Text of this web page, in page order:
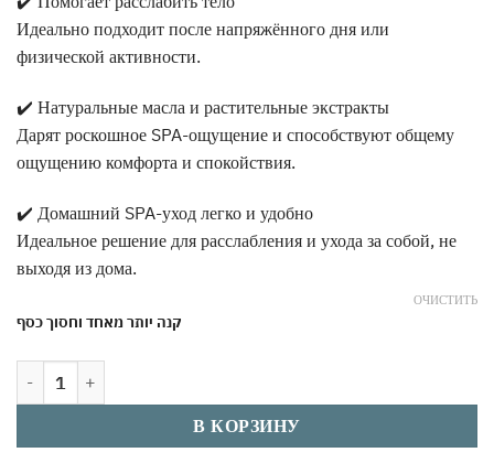
Идеально подходит после напряжённого дня или
физической активности.
✔️ Натуральные масла и растительные экстракты
Дарят роскошное SPA-ощущение и способствуют общему
ощущению комфорта и спокойствия.
✔️ Домашний SPA-уход легко и удобно
Идеальное решение для расслабления и ухода за собой, не
выходя из дома.
קנה יותר מאחד וחסוך כסף
ОЧИСТИТЬ
Количество товара Соль для ванны Мёртвого моря 300 г с
В КОРЗИНУ